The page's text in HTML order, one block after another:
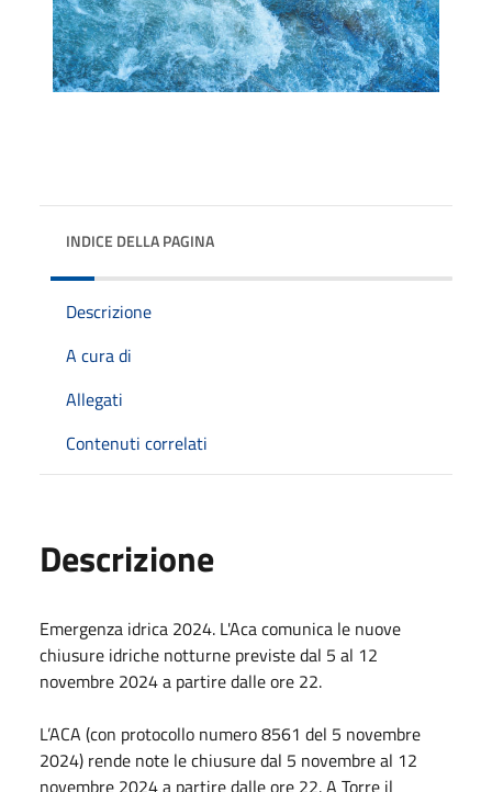
INDICE DELLA PAGINA
Descrizione
A cura di
Allegati
Contenuti correlati
Descrizione
Emergenza idrica 2024. L'Aca comunica le nuove
chiusure idriche notturne previste dal 5 al 12
novembre 2024 a partire dalle ore 22.
L’ACA (con protocollo numero 8561 del 5 novembre
2024) rende note le chiusure dal 5 novembre al 12
novembre 2024 a partire dalle ore 22. A Torre il